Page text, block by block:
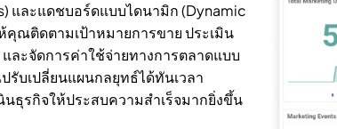
และแดชบอร์ดแบบไดนามิก (Dynamic
คุณติดตามเป้าหมายการขาย ประเมิน
ละจัดการค่าใช้จ่ายทางการตลาดแบบ
บเปลี่ยนแผนกลยุทธ์ได้ทันเวลา
นธุรกิจให้ประสบความสำเร็จมากยิ่งขึ้น